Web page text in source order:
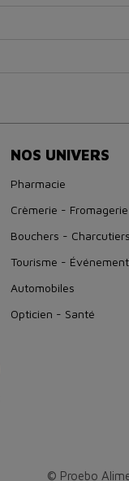
NOS UNIVERS
Pharmacie
Crèmerie - Fromagerie
Bouchers -
Tourisme -
Automobiles
Opticien - Santé
© Proebo